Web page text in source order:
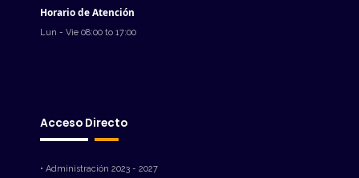
Horario de Atención
Lun - Vie 08:00 to 17:00
Acceso Directo
• Administración 2023 - 2027